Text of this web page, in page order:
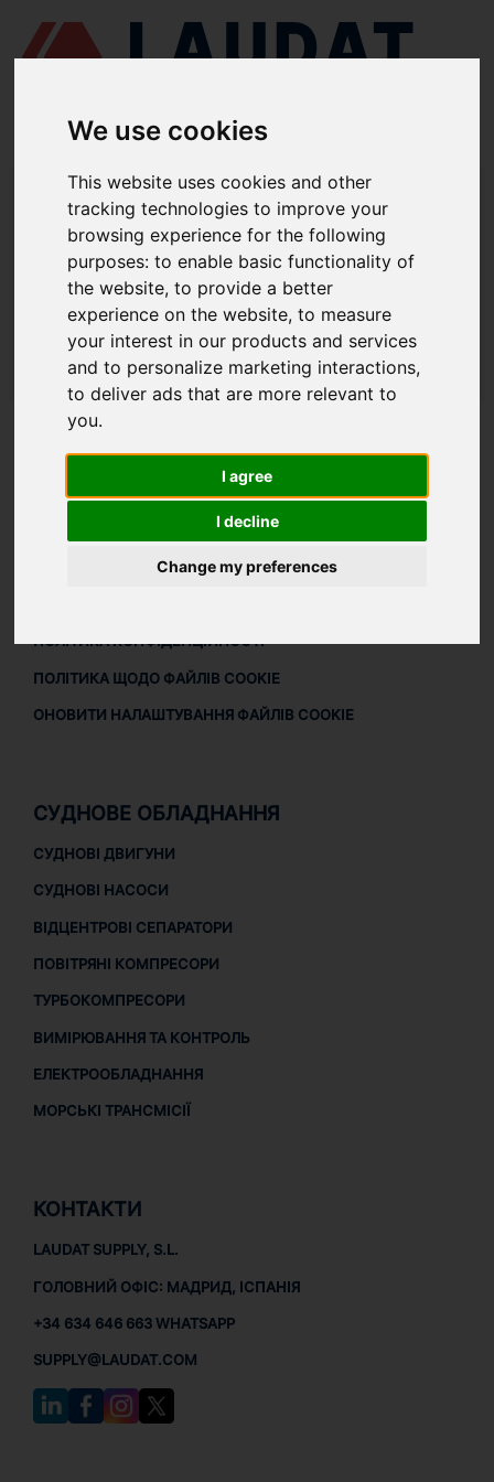
We use cookies
This website uses cookies and other
tracking technologies to improve your
browsing experience for the following
purposes:to enable basic functionality of
the website,to provide a better
experience on the website,to measure
your interest in our products and services
and to personalize marketing interactions,
to deliver ads that are more relevant to
you.
I agree
I decline
Change my preferences
LAUDAT SUPPLY/ВИМІРЮВАННЯ ТА КОНТРОЛЬ/ ТЕМПЕРАТУРА -
ДАТЧИКИ ТЕМПЕРАТУРИ КАБЕЛЬНОГО ТИПУ
LAUDAT SUPPLY - ТЕМПЕРАТУРА /
ДАТЧИКИ ТЕМПЕРАТУРИ
КАБЕЛЬНОГО ТИПУ
LAUDAT SUPPLY/ВИМІРЮВАННЯ ТА КОНТРОЛЬ/ ТЕМПЕРАТУРА -
ДАТЧИКИ ТЕМПЕРАТУРИ КАБЕЛЬНОГО ТИПУ
ЗАВАНТАЖИТИ ПРОФАЙЛ КОМПАНІЇ
ПРАВОВА ІНФОРМАЦІЯ
ПОЛІТИКА КОНФІДЕНЦІЙНОСТІ
ПОЛІТИКА ЩОДО ФАЙЛІВ COOKIE
ОНОВИТИ НАЛАШТУВАННЯ ФАЙЛІВ COOKIE
СУДНОВЕ ОБЛАДНАННЯ
СУДНОВІ ДВИГУНИ
СУДНОВІ НАСОСИ
ВІДЦЕНТРОВІ СЕПАРАТОРИ
ПОВІТРЯНІ КОМПРЕСОРИ
ТУРБОКОМПРЕСОРИ
ВИМІРЮВАННЯ ТА КОНТРОЛЬ
ЕЛЕКТРООБЛАДНАННЯ
МОРСЬКІ ТРАНСМІСІЇ
КОНТАКТИ
LAUDAT SUPPLY, S.L.
ГОЛОВНИЙ ОФІС: МАДРИД, ІСПАНІЯ
+34 634 646 663 WHATSAPP
SUPPLY@LAUDAT.COM